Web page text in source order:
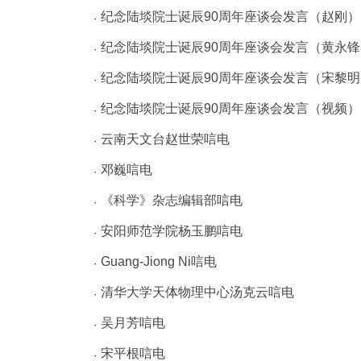
纪念陆埮院士诞辰90周年座谈会发言（赵刚）
纪念陆埮院士诞辰90周年座谈会发言（黄永锋
纪念陆埮院士诞辰90周年座谈会发言（宋黎明
纪念陆埮院士诞辰90周年座谈会发言（视频）
云南天文台赵世荣唁电
邓巍唁电
《科学》杂志编辑部唁电
安阳师范学院杨玉鹏唁电
Guang-Jiong Ni唁电
清华大学天体物理中心汤克云唁电
吴月芳唁电
宋平根唁电